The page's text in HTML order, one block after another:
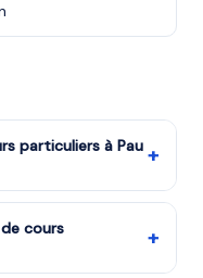
particuliers à Pau +
du niveau et de la
est agréé
du crédit
cours
+